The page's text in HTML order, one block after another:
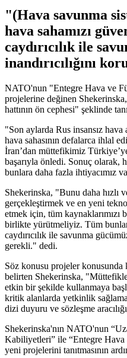
"(Hava savunma
hava sahamızı
caydırıcılık ile
inandırıcılığını
NATO'nun "Entegre Hava ve
projelerine değinen
hattının ön cephesi" şeklinde
"Son aylarda Rus insansız hava
hava sahasının defalarca ihlal
İran’dan müttefikimiz
başarıyla önledi. Sonuç olarak,
bunlara daha fazla ihtiyacımız
Shekerinska, "Bunu daha hızlı
gerçekleştirmek ve en yeni
etmek için, tüm kaynaklarımızı
birlikte yürütmeliyiz. Tüm
caydırıcılık ile savunma
gerekli." dedi.
Söz konusu projeler konusunda
belirten Shekerinska,
etkin bir şekilde kullanmaya
kritik alanlarda yetkinlik
dizi duyuru ve sözleşme
Shekerinska'nın NATO'nun
Kabiliyetleri” ile “Entegre Hava
yeni projelerini tanıtmasının